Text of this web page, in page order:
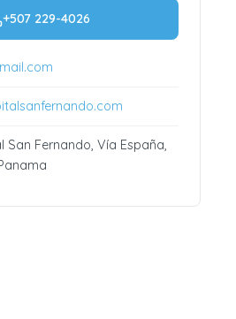
+507 229-4026
San Fernando, Vía España,